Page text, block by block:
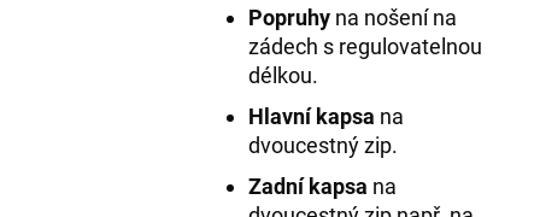
Popruhyna nošení na
zádech s regulovatelnou
délkou.
Hlavní kapsa na
dvoucestný zip.
Zadní kapsa na